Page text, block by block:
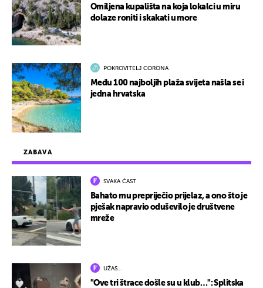
ZABAVA
SVAKA ČAST
Bahato mu prepriječio prijelaz, a ono što je
pješak napravio oduševilo je društvene
mreže
UŽAS…
"Ove tri štrace došle su u klub…": Splitska
Omiljena kupališta na koja lokalci u miru
dolaze roniti i skakati u more
POKROVITELJ CORONA
Među 100 najboljih plaža svijeta našla se i
jedna hrvatska